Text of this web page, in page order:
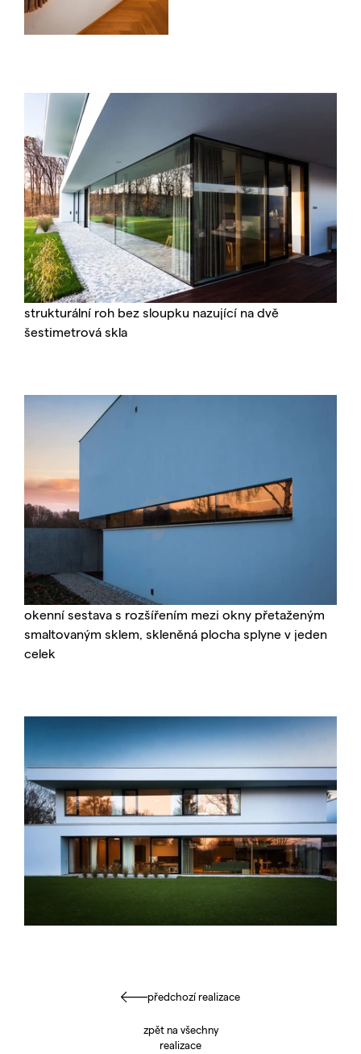
strukturální roh bez sloupku nazující na dvě
šestimetrová skla
okenní sestava s rozšířením mezi okny přetaženým
smaltovaným sklem, skleněná plocha splyne v jeden
celek
předchozí realizace
zpět na všechny
realizace